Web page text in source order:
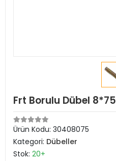
Frt Borulu Dübel 8*75
Ürün Kodu: 30408075
Kategori: Dübeller
Stok: 20+